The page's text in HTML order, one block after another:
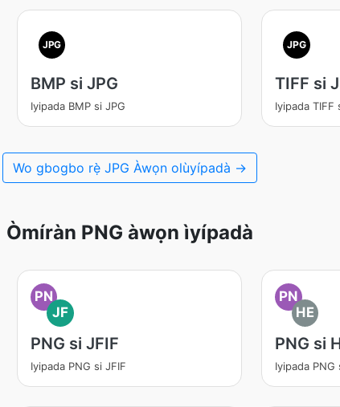
JPG
BMP si JPG
Iyipada BMP si JPG
JPG
TIFF si
Iyipada TIFF
Wo gbogbo rẹ̀ JPG Àwọn olùyípadà →
Òmíràn PNG àwọn ìyípadà
PN
JF
PNG si JFIF
Iyipada PNG si JFIF
PN
HE
PNG si
Iyipada PNG